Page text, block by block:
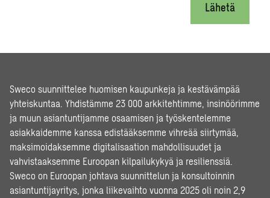
Lähetä
Sweco suunnittelee huomisen kaupunkeja ja kestävämpää
yhteiskuntaa. Yhdistämme 23 000 arkkitehtimme, insinöörimme
ja muun asiantuntijamme osaamisen ja työskentelemme
asiakkaidemme kanssa edistääksemme vihreää siirtymää,
maksimoidaksemme digitalisaation mahdollisuudet ja
vahvistaaksemme Euroopan kilpailukykyä ja resilienssiä.
Sweco on Euroopan johtava suunnittelun ja konsultoinnin
asiantuntijayritys, jonka liikevaihto vuonna 2025 oli noin 2,9